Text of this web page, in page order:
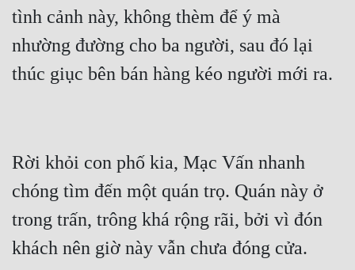
tình cảnh này, không thèm để ý mà
nhường đường cho ba người, sau đó lại
Rời khỏi con phố kia, Mạc Vấn nhanh
chóng tìm đến một quán trọ. Quán này ở
trong trấn, trông khá rộng rãi, bởi vì đón